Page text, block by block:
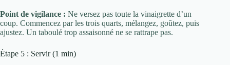
Point de vigilance : Ne versez pas toute la vinaigrette d’un
coup. Commencez par les trois quarts, mélangez, goûtez, puis
ajustez. Un taboulé trop assaisonné ne se rattrape pas.
Étape 5 : Servir (1 min)